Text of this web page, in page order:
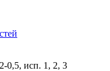
0,5, исп. 1, 2, 3